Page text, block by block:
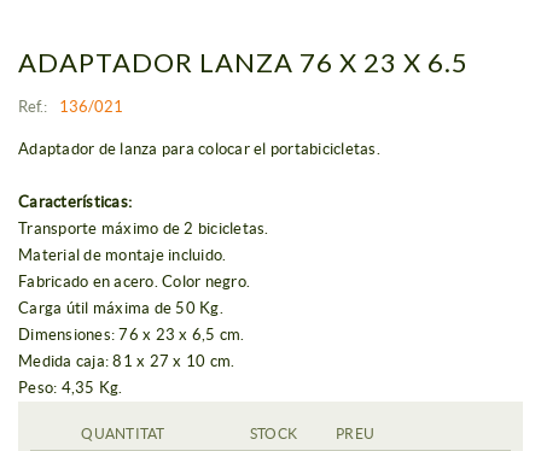
ADAPTADOR LANZA 76 X 23 X 6.5
Ref.: 136/021
Adaptador de lanza para colocar el portabicicletas.
Características:
Transporte máximo de 2 bicicletas.
Material de montaje incluido.
Fabricado en acero. Color negro.
Carga útil máxima de 50 Kg.
Dimensiones: 76 x 23 x 6,5 cm.
Medida caja: 81 x 27 x 10 cm.
Peso: 4,35 Kg.
QUANTITAT STOCK PREU